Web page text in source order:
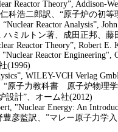
Reactor Theory”, Addison-
科浩二郎訳、“原子炉の初
Reactor Analysis”,
ハミルトン著、成田正邦、
Reactor Theory”, Robert E.
"Nuclear Reactor Engineering",
(1996)
WILEY-VCH Verlag
原子力教科書 原子炉物理学
計”、オーム社(2012)
"Nuclear Energy: An
彦監訳、”マレー原子力学